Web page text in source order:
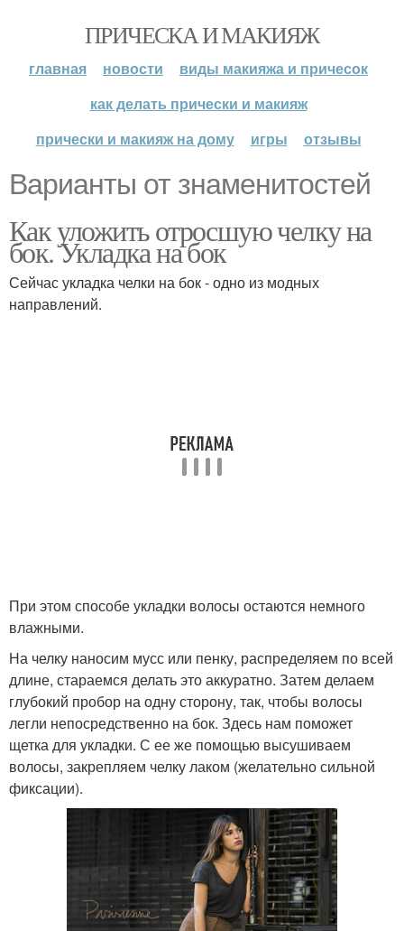
ПРИЧЕСКА И МАКИЯЖ
главная новости
виды макияжа и причесок
как делать прически и макияж
прически и макияж на дому
игры отзывы
Варианты от знаменитостей
Как уложить отросшую челку на
бок. Укладка на бок
Сейчас укладка челки на бок - одно из модных
направлений.
При этом способе укладки волосы остаются немного
влажными.
На челку наносим мусс или пенку, распределяем по всей
длине, стараемся делать это аккуратно. Затем делаем
глубокий пробор на одну сторону, так, чтобы волосы
легли непосредственно на бок. Здесь нам поможет
щетка для укладки. С ее же помощью высушиваем
волосы, закрепляем челку лаком (желательно сильной
фиксации).